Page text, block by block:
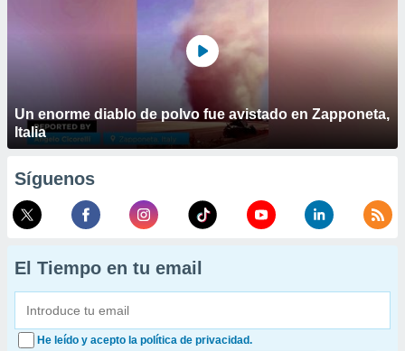
Un enorme diablo de polvo fue avistado en Zapponeta,
Italia
Síguenos
El Tiempo en tu email
He leído y acepto la política de privacidad.